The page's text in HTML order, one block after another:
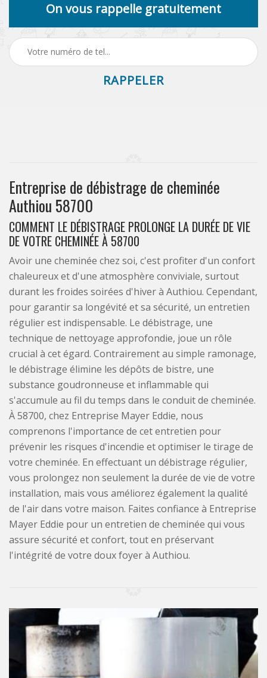
On vous rappelle gratuitement
Entreprise de débistrage de cheminée
Authiou 58700
COMMENT LE DÉBISTRAGE PROLONGE LA DURÉE DE VIE
DE VOTRE CHEMINÉE À 58700
Avoir une cheminée chez soi, c'est profiter d'un confort
chaleureux et d'une atmosphère conviviale, surtout
durant les froides soirées d'hiver à Authiou. Cependant,
pour garantir sa longévité et sa sécurité, un entretien
régulier est indispensable. Le débistrage, une
technique de nettoyage approfondie, joue un rôle
crucial à cet égard. Contrairement au simple ramonage,
le débistrage élimine les dépôts de bistre, une
substance goudronneuse et inflammable qui
s'accumule au fil du temps dans le conduit de cheminée.
À 58700, chez Entreprise Mayer Eddie, nous
comprenons l'importance de cet entretien pour
prévenir les risques d'incendie et optimiser le tirage de
votre cheminée. En effectuant un débistrage régulier,
vous prolongez non seulement la durée de vie de votre
installation, mais vous améliorez également la qualité
de l'air dans votre maison. Faites confiance à Entreprise
Mayer Eddie pour un entretien de cheminée qui vous
assure sécurité et confort, tout en préservant
l'intégrité de votre doux foyer à Authiou.